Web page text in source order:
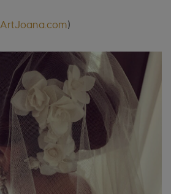
ArtJoana.com)